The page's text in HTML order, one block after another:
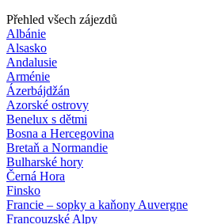
Přehled všech zájezdů
Albánie
Alsasko
Andalusie
Arménie
Ázerbájdžán
Azorské ostrovy
Benelux s dětmi
Bosna a Hercegovina
Bretaň a Normandie
Bulharské hory
Černá Hora
Finsko
Francie – sopky a kaňony Auvergne
Francouzské Alpy